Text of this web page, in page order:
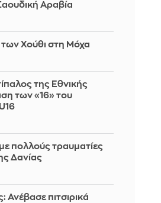
Αραβία
των Χούθι στη Μόχα
της Εθνικής
των «16» του
πολλούς τραυματίες
Δανίας
Ανέβασε πιτσιρικά